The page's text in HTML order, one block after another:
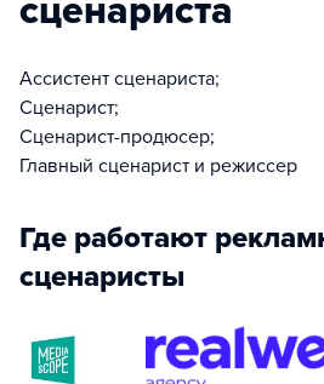
сценариста
Ассистент сценариста;
Сценарист;
Сценарист-продюсер;
Главный сценарист и режиссер
Где работают
сценаристы